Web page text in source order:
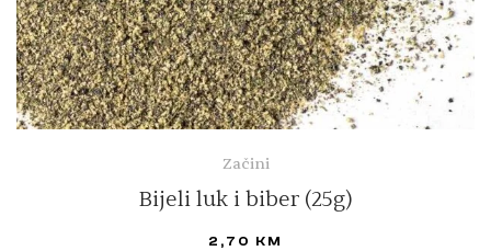
Začini
Bijeli luk i biber (25g)
2,70 KM